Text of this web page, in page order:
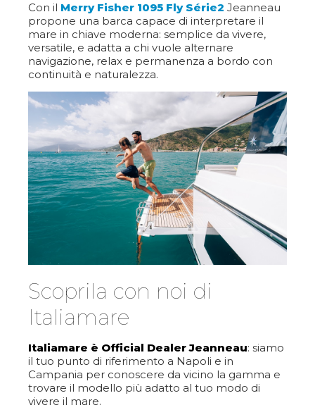
Con il Merry Fisher 1095 Fly Série2 Jeanneau
propone una barca capace di interpretare il
mare in chiave moderna: semplice da vivere,
versatile, e adatta a chi vuole alternare
navigazione, relax e permanenza a bordo con
continuità e naturalezza.
Scoprila con noi di
Italiamare
Italiamare è Official Dealer Jeanneau: siamo
il tuo punto di riferimento a Napoli e in
Campania per conoscere da vicino la gamma e
trovare il modello più adatto al tuo modo di
vivere il mare.